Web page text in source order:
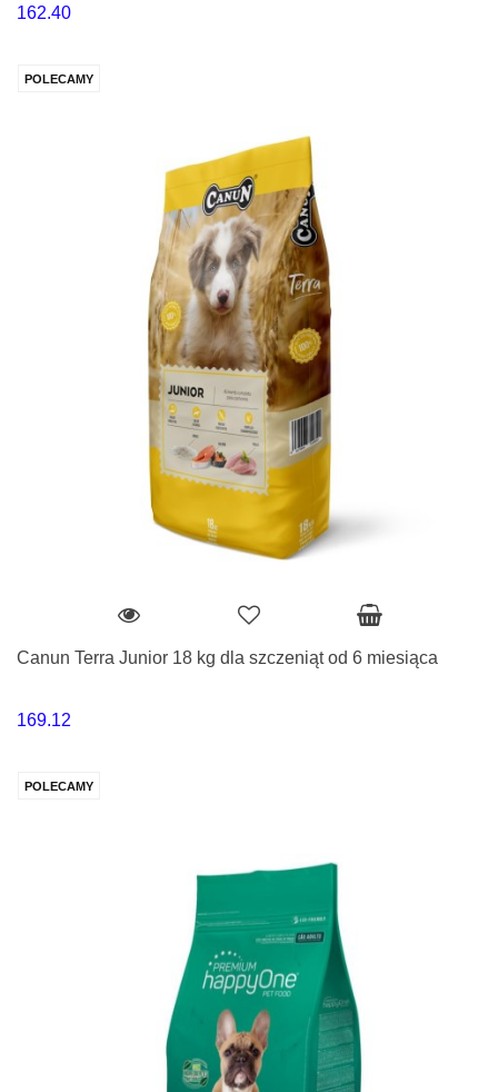
162.40
POLECAMY
Canun Terra Junior 18 kg dla szczeniąt od 6 miesiąca
169.12
POLECAMY